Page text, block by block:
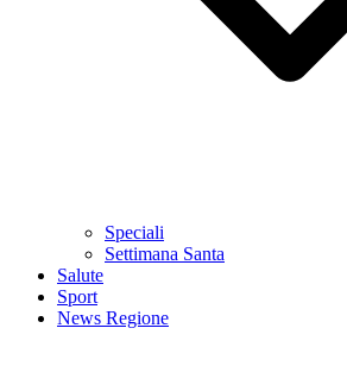
Speciali
Settimana Santa
Salute
Sport
News Regione